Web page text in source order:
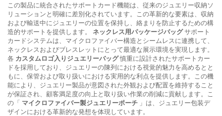
この製品に統合されたサポートカード機能は、従来のジュエリー収納ソ
リューションと明確に差別化されています。この革新的な要素は、収納
および輸送中にジュエリーの位置を保持し、絡まりを防止するための構
造的サポートを提供します。 ネックレス用パッケージバッグサポート
カードシステムは、マイクロファイバー構造とシームレスに連携して、
ネックレスおよびブレスレットにとって最適な展示環境を実現します。
各 カスタムロゴ入りジュエリーバッグ慎重に設計されたサポートカー
ドを採用しており、ジュエリーの陳列における視覚的魅力を高めるとと
もに、保管および取り扱いにおける実用的な利点を提供します。この機
能により、ジュエリー製品が意図された外観および配置を維持すること
が保証され、顧客満足度の向上と取り扱い作業の削減に貢献します。こ
の「 マイクロファイバー製ジュエリーポーチ 」は、ジュエリー包装デ
ザインにおける革新的な発想を体現しています。